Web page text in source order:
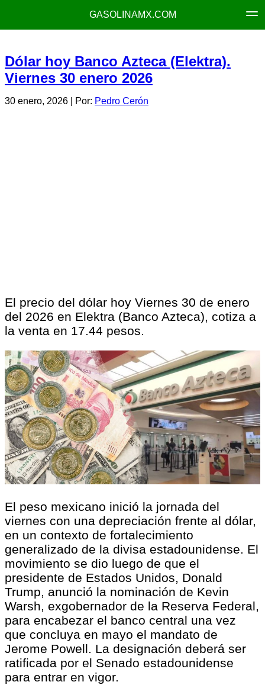
GASOLINAMX.COM
Dólar hoy Banco Azteca (Elektra).
Viernes 30 enero 2026
30 enero, 2026 | Por: Pedro Cerón
El precio del dólar hoy Viernes 30 de enero
del 2026 en Elektra (Banco Azteca), cotiza a
la venta en 17.44 pesos.
El peso mexicano inició la jornada del
viernes con una depreciación frente al dólar,
en un contexto de fortalecimiento
generalizado de la divisa estadounidense. El
movimiento se dio luego de que el
presidente de Estados Unidos, Donald
Trump, anunció la nominación de Kevin
Warsh, exgobernador de la Reserva Federal,
para encabezar el banco central una vez
que concluya en mayo el mandato de
Jerome Powell. La designación deberá ser
ratificada por el Senado estadounidense
para entrar en vigor.